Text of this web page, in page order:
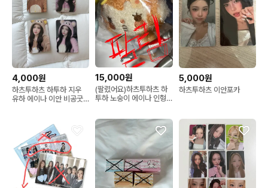
4,000원
하츠투하츠 하투하 지우
유하 에이나 이안 비공굿
15,000원
(팔렸어요)하츠투하츠 하
투하 노숭이 에이나 인형
5,000원
하츠투하츠 이안포카